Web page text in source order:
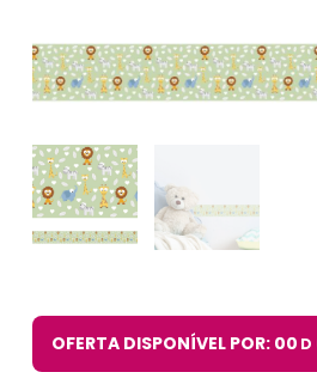
OFERTA DISPONÍVEL POR: 00 D